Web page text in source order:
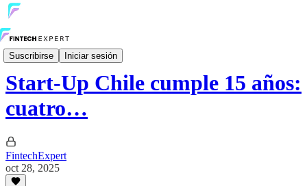
Suscribirse Iniciar sesión
Internacional
Start-Up Chile cumple 15 años:
cuatro…
FintechExpert
oct 28, 2025